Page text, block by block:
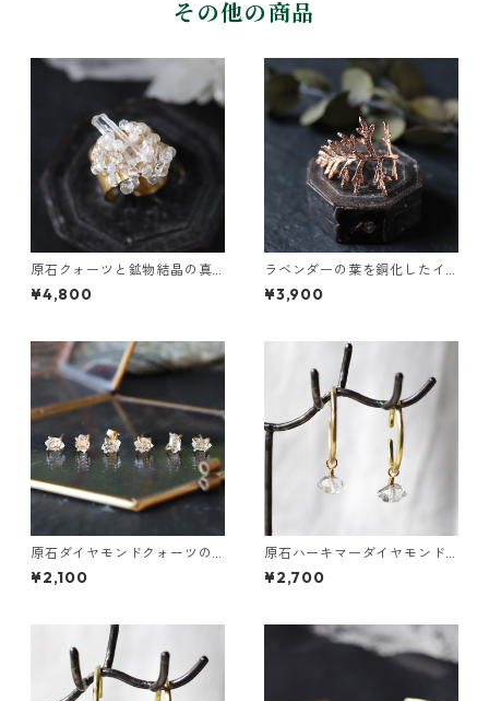
その他の商品
原石クォーツと鉱物結晶の真
鍮幅広イヤーカフ
¥4,800
ラベンダーの葉を銅化したイ
ヤーカフ
¥3,900
原石ダイヤモンドクォーツの
プチピアス（一粒/片方）
¥2,100
原石ハーキマーダイヤモンド
のぶら下がりイヤーカフ
¥2,700